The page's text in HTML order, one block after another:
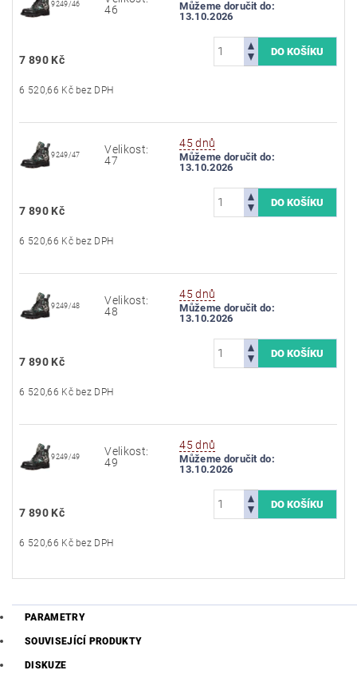
9249/46
46
Můžeme doručit do:
13.10.2026
7 890 Kč
6 520,66 Kč bez DPH
9249/47
Velikost:
47
45 dnů
Můžeme doručit do:
13.10.2026
7 890 Kč
6 520,66 Kč bez DPH
9249/48
Velikost:
48
45 dnů
Můžeme doručit do:
13.10.2026
7 890 Kč
6 520,66 Kč bez DPH
9249/49
Velikost:
49
45 dnů
Můžeme doručit do:
13.10.2026
7 890 Kč
6 520,66 Kč bez DPH
PARAMETRY
SOUVISEJÍCÍ PRODUKTY
DISKUZE